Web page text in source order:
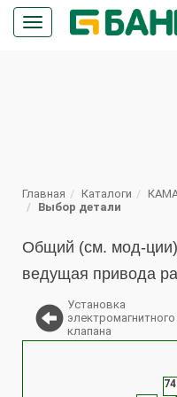
Кнопка
меню
Главная Каталоги
Выбор детали
Общий (см. мод-
ведущая привода
Установка
электромагнитного
клапана